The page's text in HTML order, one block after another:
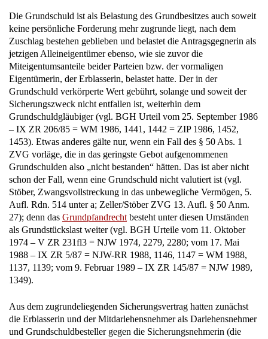
keine persönliche Forderung mehr zugrunde liegt, nach dem
Zuschlag bestehen geblieben und belastet die Antragsgegnerin als
jetzigen Alleineigentümer ebenso, wie sie zuvor die
Miteigentumsanteile beider Parteien bzw. der vormaligen
Eigentümerin, der Erblasserin, belastet hatte. Der in der
Grundschuld verkörperte Wert gebührt, solange und soweit der
Sicherungszweck nicht entfallen ist, weiterhin dem
Grundschuldgläubiger (vgl. BGH Urteil vom 25. September 1986
– IX ZR 206/85 = WM 1986, 1441, 1442 = ZIP 1986, 1452,
1453). Etwas anderes gälte nur, wenn ein Fall des § 50 Abs. 1
ZVG vorläge, die in das geringste Gebot aufgenommenen
Grundschulden also „nicht bestanden“ hätten. Das ist aber nicht
schon der Fall, wenn eine Grundschuld nicht valutiert ist (vgl.
Stöber, Zwangsvollstreckung in das unbewegliche Vermögen, 5.
Aufl. Rdn. 514 unter a; Zeller/Stöber ZVG 13. Aufl. § 50 Anm.
27); denn dasGrundpfandrechtbesteht unter diesen Umständen
als Grundstückslast weiter (vgl. BGH Urteile vom 11. Oktober
1974 – V ZR 231fl3 = NJW 1974, 2279, 2280; vom 17. Mai
1988 – IX ZR 5/87 = NJW-RR 1988, 1146, 1147 = WM 1988,
1137, 1139; vom 9. Februar 1989 – IX ZR 145/87 = NJW 1989,
1349).
die Erblasserin und der Mitdarlehensnehmer als Darlehensnehmer
und Grundschuldbesteller gegen die Sicherungsnehmerin (die
Bank) einen durch den Wegfall des Sicherungszwecks